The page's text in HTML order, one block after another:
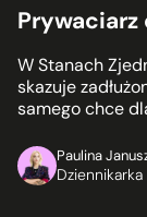
W Stanach
skazuje
samego chce
Paulina
Dziennikarka